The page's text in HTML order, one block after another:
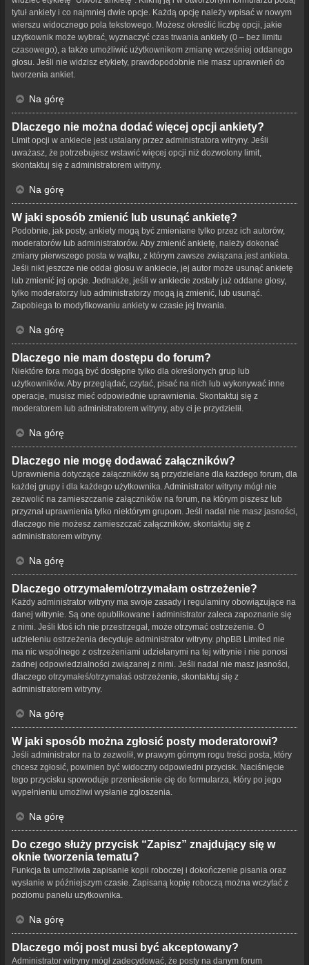
tytuł ankiety i co najmniej dwie opcje. Każdą opcję należy wpisać w nowym
wierszu widocznego pola tekstowego. Możesz określić liczbę opcji, jakie
użytkownik może wybrać, wyznaczyć czas trwania ankiety (0 – bez limitu
czasowego), a także umożliwić użytkownikom zmianę wcześniej oddanego
głosu. Jeśli nie widzisz etykiety, prawdopodobnie nie masz uprawnień do
tworzenia ankiet.
Na górę
Dlaczego nie można dodać więcej opcji ankiety?
Limit opcji w ankiecie jest ustalany przez administratora witryny. Jeśli
uważasz, że potrzebujesz wstawić więcej opcji niż dozwolony limit,
skontaktuj się z administratorem witryny.
Na górę
W jaki sposób zmienić lub usunąć ankietę?
Podobnie, jak posty, ankiety mogą być zmieniane tylko przez ich autorów,
moderatorów lub administratorów. Aby zmienić ankietę, należy dokonać
zmiany pierwszego posta w wątku, z którym zawsze związana jest ankieta.
Jeśli nikt jeszcze nie oddał głosu w ankiecie, jej autor może usunąć ankietę
lub zmienić jej opcje. Jednakże, jeśli w ankiecie zostały już oddane głosy,
tylko moderatorzy lub administratorzy mogą ją zmienić, lub usunąć.
Zapobiega to modyfikowaniu ankiety w czasie jej trwania.
Na górę
Dlaczego nie mam dostępu do forum?
Niektóre fora mogą być dostępne tylko dla określonych grup lub
użytkowników. Aby przeglądać, czytać, pisać na nich lub wykonywać inne
operacje, musisz mieć odpowiednie uprawnienia. Skontaktuj się z
moderatorem lub administratorem witryny, aby ci je przydzielił.
Na górę
Dlaczego nie mogę dodawać załączników?
Uprawnienia dotyczące załączników są przydzielane dla każdego forum, dla
każdej grupy i dla każdego użytkownika. Administrator witryny mógł nie
zezwolić na zamieszczanie załączników na forum, na którym piszesz lub
przyznał uprawnienia tylko niektórym grupom. Jeśli nadal nie masz jasności,
dlaczego nie możesz zamieszczać załączników, skontaktuj się z
administratorem witryny.
Na górę
Dlaczego otrzymałem/otrzymałam ostrzeżenie?
Każdy administrator witryny ma swoje zasady i regulaminy obowiązujące na
danej witrynie. Są one opublikowane i administrator zaleca zapoznanie się
z nimi. Jeśli ktoś ich nie przestrzegał, może otrzymać ostrzeżenie. O
udzieleniu ostrzeżenia decyduje administrator witryny. phpBB Limited nie
ma nic wspólnego z ostrzeżeniami udzielanymi na tej witrynie i nie ponosi
żadnej odpowiedzialności związanej z nimi. Jeśli nadal nie masz jasności,
dlaczego otrzymałeś/otrzymałaś ostrzeżenie, skontaktuj się z
administratorem witryny.
Na górę
W jaki sposób można zgłosić posty moderatorowi?
Jeśli administrator na to zezwolił, w prawym górnym rogu treści posta, który
chcesz zgłosić, powinien być widoczny odpowiedni przycisk. Naciśnięcie
tego przycisku spowoduje przeniesienie cię do formularza, który po jego
wypełnieniu umożliwi wysłanie zgłoszenia.
Na górę
Do czego służy przycisk “Zapisz” znajdujący się w
oknie tworzenia tematu?
Funkcja ta umożliwia zapisanie kopii roboczej i dokończenie pisania oraz
wysłanie w późniejszym czasie. Zapisaną kopię roboczą można wczytać z
poziomu panelu użytkownika.
Na górę
Dlaczego mój post musi być akceptowany?
Administrator witryny mógł zadecydować, że posty na danym forum